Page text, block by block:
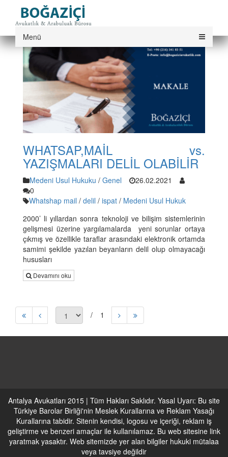
Menü
WHATSAP,MAİL vs.
YAZIŞMALARI DELİL OLABİLİR
Medeni Usul Hukuku / Genel
26.02.2021
0
Whatshap mail / delil / ispat / Medeni Usul Hukuk
2000’ li yıllardan sonra teknoloji ve bilişim sistemlerinin
gelişmesi üzerine yargılamalarda yeni sorunlar ortaya
çıkmış ve özellikle taraflar arasındaki elektronik ortamda
samimi şekilde yazılan beyanların delil olup olmayacağı
hususları
Devamını oku
1
Antalya Avukatları 2015 | Tüm Hakları Saklıdır. Yasal Uyarı: Bu site
Türkiye Barolar Birliği'nin Meslek Kurallarına ve Reklam Yasağı
Kurallarına tabidir. Sitenin kendisi, logosu ve içeriği, reklam iş
geliştirme ve benzeri amaçlar ile kullanılamaz. Bu web sitesine link
yaratmak yasaktır. Web sitemizde yer alan bilgiler hukuki mütalaa
veya tavsiye değildir